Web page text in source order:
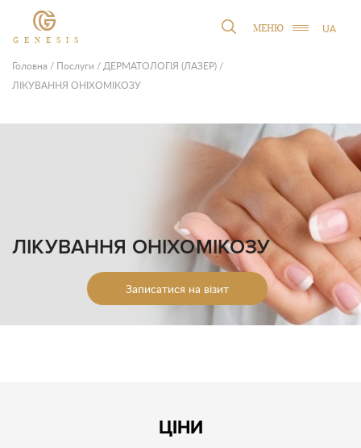
GENESIS
МЕНЮ UA
Головна / Послуги /ДЕРМАТОЛОГІЯ (ЛАЗЕР) /
ЛІКУВАННЯ ОНІХОМІКОЗУ
ЛІКУВАННЯ ОНІХОМІКОЗУ
Записатися на візит
ЦІНИ